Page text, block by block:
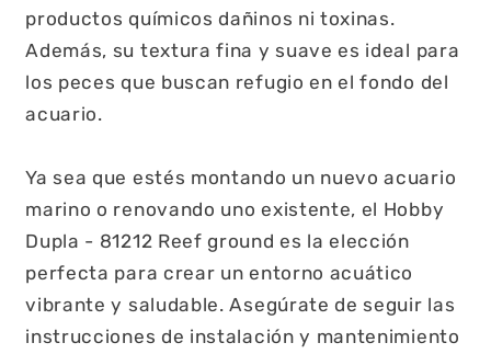
productos químicos dañinos ni toxinas.
Además, su textura fina y suave es ideal para
los peces que buscan refugio en el fondo del
acuario.
Ya sea que estés montando un nuevo acuario
marino o renovando uno existente, el Hobby
Dupla - 81212 Reef ground es la elección
perfecta para crear un entorno acuático
vibrante y saludable. Asegúrate de seguir las
instrucciones de instalación y mantenimiento